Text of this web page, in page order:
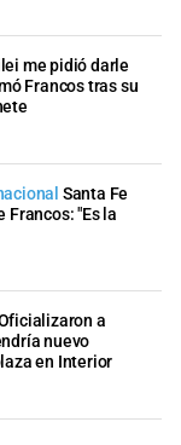
me pidió darle
Francos tras su
Santa Fe
"Es la
a
nuevo
en Interior